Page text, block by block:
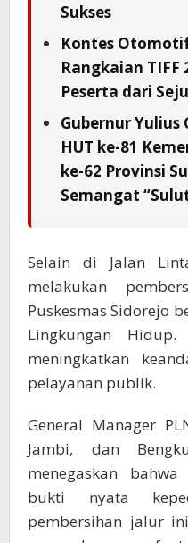
Sukses
Kontes
Rangkaian TIFF
Peserta dari
Gubernur
HUT ke-81
ke-62 Provinsi
Semangat
Selain di Jalan
melakukan
Puskesmas Sidorejo
Lingkungan
meningkatkan
pelayanan publik.
General Manager
Jambi, dan
menegaskan
bukti nyata
pembersihan jalur